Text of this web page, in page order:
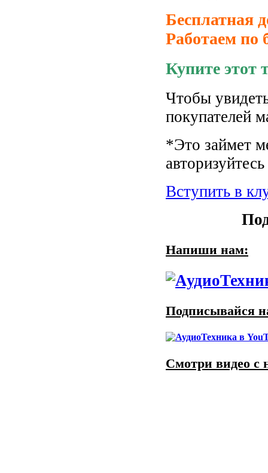
Бесплатная
Работаем по
Купите этот
Чтобы
покупателей
*Это займет
Вступить в
Напиши нам:
Подписывайся
Смотри видео с